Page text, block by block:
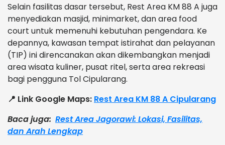
Selain fasilitas dasar tersebut, Rest Area KM 88 A juga
menyediakan masjid, minimarket, dan area food
court untuk memenuhi kebutuhan pengendara. Ke
depannya, kawasan tempat istirahat dan pelayanan
(TIP) ini direncanakan akan dikembangkan menjadi
area wisata kuliner, pusat ritel, serta area rekreasi
bagi pengguna Tol Cipularang.
📍 Link Google Maps: Rest Area KM 88 A Cipularang
Baca juga: Rest Area Jagorawi: Lokasi, Fasilitas,
dan Arah Lengkap